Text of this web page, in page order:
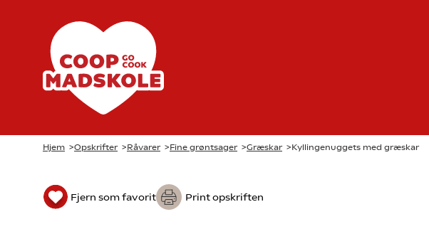
Hjem >Opskrifter >Råvarer >Fine grøntsager >Græskar >Kyllingenuggets med græskar
Fjern som favorit Print opskriften